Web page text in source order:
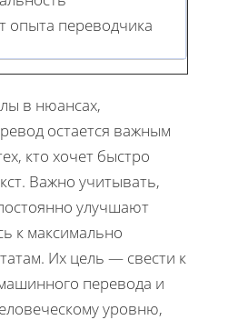
опыта переводчика
в нюансах,
остается важным
кто хочет быстро
Важно учитывать,
улучшают
к максимально
Их цель — свести к
перевода и
уровню,